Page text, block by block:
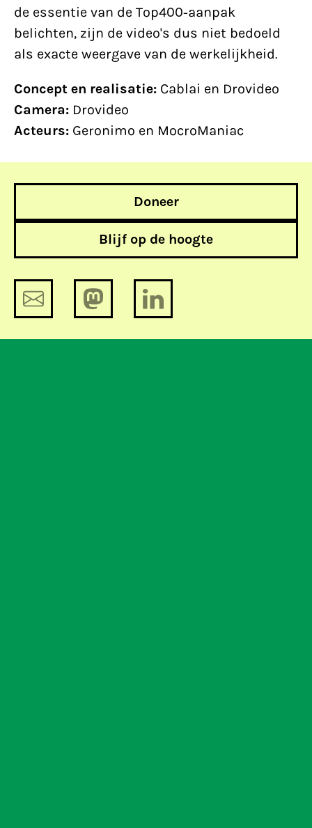
de essentie van de Top400-aanpak
belichten, zijn de video's dus niet bedoeld
als exacte weergave van de werkelijkheid.
Concept en realisatie: Cablai en Drovideo
Camera: Drovideo
Acteurs: Geronimo en MocroManiac
Doneer
Blijf op de hoogte